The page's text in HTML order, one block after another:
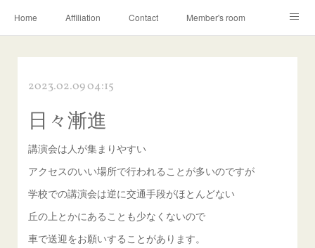
Home Affiliation Contact Member's room
2023.02.09 04:15
日々漸進
講演会は人が集まりやすい
アクセスのいい場所で行われることが多いのですが
学校での講演会は逆に交通手段がほとんどない
丘の上とかにあることも少なくないので
車で送迎をお願いすることがあります。